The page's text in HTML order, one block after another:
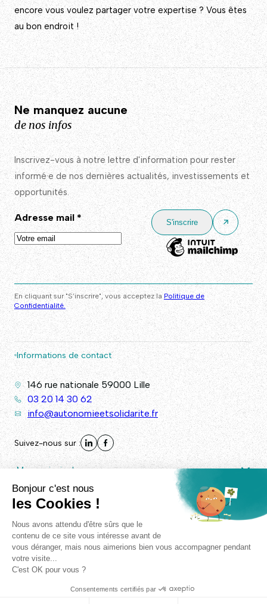
encore vous voulez partager votre expertise ? Vous êtes
au bon endroit !
Ne manquez aucune
de nos infos
Inscrivez-vous à notre lettre d'information pour rester
informé·e de nos dernières actualités, investissements et
opportunités.
Adresse mail*
En cliquant sur "S’inscrire", vous acceptez laPolitique de
Confidentialité.
Informations de contact
146 rue nationale 59000 Lille
03 20 14 30 62
info@autonomieetsolidarite.fr
Suivez-nous sur :
Menu principal
Autres liens
© Autonomie & Solidarité 2026. - Tous droits réservés -Plan